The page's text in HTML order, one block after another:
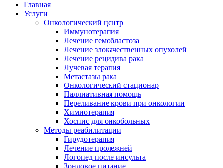
Главная
Услуги
Онкологический центр
Иммунотерапия
Лечение гемобластоза
Лечение злокачественных опухолей
Лечение рецидива рака
Лучевая терапия
Метастазы рака
Онкологический стационар
Паллиативная помощь
Переливание крови при онкологии
Химиотерапия
Хоспис для онкобольных
Методы реабилитации
Гирудотерапия
Лечение пролежней
Логопед после инсульта
Зондовое питание